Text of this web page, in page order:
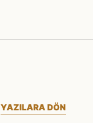
YAZILARA DÖN